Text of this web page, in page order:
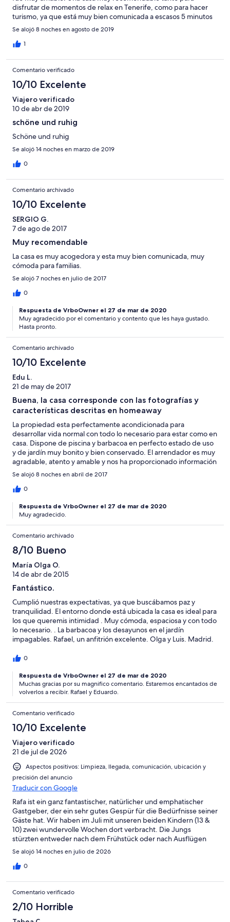
disfrutar de momentos de relax en Tenerife, como para hacer
turismo, ya que está muy bien comunicada a escasos 5 minutos
de la autovía que une Santa Cruz con Los Cristianos ( TF-1)
Se alojó 8 noches en agosto de 2019
1
Comentario verificado
10/10 Excelente
Viajero verificado
10 de abr de 2019
schöne und ruhig
Schöne und ruhig
Se alojó 14 noches en marzo de 2019
0
Comentario archivado
10/10 Excelente
SERGIO G.
7 de ago de 2017
Muy recomendable
La casa es muy acogedora y esta muy bien comunicada, muy
cómoda para familias.
Se alojó 7 noches en julio de 2017
0
Respuesta de VrboOwner el 27 de mar de 2020
Muy agradecido por el comentario y contento que les haya gustado.
Hasta pronto.
Comentario archivado
10/10 Excelente
Edu L.
21 de may de 2017
Buena, la casa corresponde con las fotografías y
características descritas en homeaway
La propiedad esta perfectamente acondicionada para
desarrollar vida normal con todo lo necesario para estar como en
casa. Dispone de piscina y barbacoa en perfecto estado de uso
y de jardín muy bonito y bien conservado. El arrendador es muy
agradable, atento y amable y nos ha proporcionado información
a cerca de lugares interesantes para conocer, la experiencia en
general es buena y recomendable!
Se alojó 8 noches en abril de 2017
0
Respuesta de VrboOwner el 27 de mar de 2020
Muy agradecido.
Comentario archivado
8/10 Bueno
María Olga O.
14 de abr de 2015
Fantástico.
Cumplió nuestras expectativas, ya que buscábamos paz y
tranquilidad. El entorno donde está ubicada la casa es ideal para
los que queremis intimidad . Muy cómoda, espaciosa y con todo
lo necesario. . La barbacoa y los desayunos en el jardín
impagables. Rafael, un anfitrión excelente. Olga y Luis. Madrid.
0
Respuesta de VrboOwner el 27 de mar de 2020
Muchas gracias por su magnifico comentario. Estaremos encantados de
volverlos a recibir. Rafael y Eduardo.
Comentario verificado
10/10 Excelente
Viajero verificado
21 de jul de 2026
Aspectos positivos: Limpieza, llegada, comunicación, ubicación y
precisión del anuncio
Traducir con Google
Rafa ist ein ganz fantastischer, natürlicher und emphatischer
Gastgeber, der ein sehr gutes Gespür für die Bedürfnisse seiner
Gäste hat. Wir haben im Juli mit unseren beiden Kindern (13 &
10) zwei wundervolle Wochen dort verbracht. Die Jungs
stürzten entweder nach dem Frühstück oder nach Ausflügen
stets sofort in den sehr gepflegten und erfrischenden Pool
inmitten der bezaubernden Oase die Rafa liebevoll geschaffen
hat. Zu jeder Tageszeit findet sich auf dem Grundstück ein
süßen Dackels Tobi inmitten des vielfältigen Grüns auf dem
Grundstück. Die Unterkunft ist sehr sauber, gepflegt und sehr
geräumig für 4 Personen. Das bereitgestellte Bettzeug und die
Se alojó 14 noches en julio de 2026
0
Comentario verificado
2/10 Horrible